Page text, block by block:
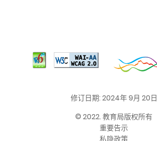
修订日期: 2024年 9月 20日
© 2022. 教育局版权所有
重要告示